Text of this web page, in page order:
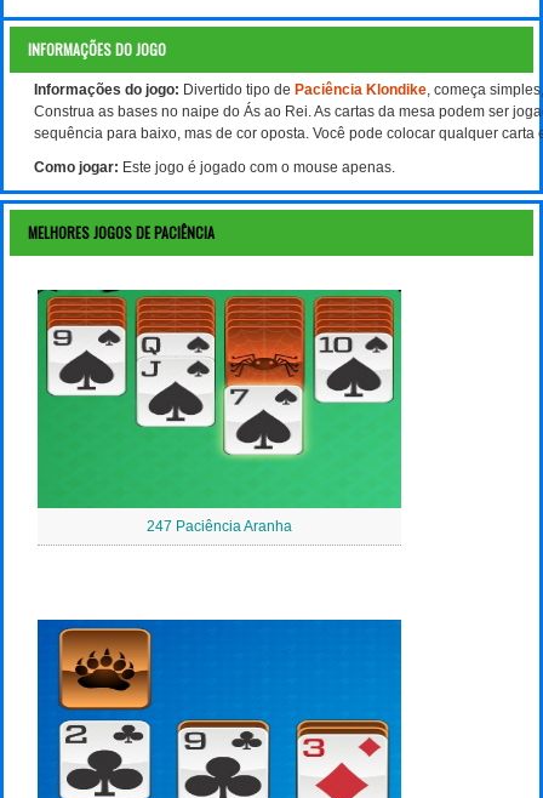
INFORMAÇÕES DO JOGO
Informações do jogo: Divertido tipo de Paciência Klondike, começa
Construa as bases no naipe do Ás ao Rei. As cartas da mesa podem ser
sequência para baixo, mas de cor oposta. Você pode colocar qualquer carta
Como jogar: Este jogo é jogado com o mouse apenas.
MELHORES JOGOS DE PACIÊNCIA
247 Paciência Aranha